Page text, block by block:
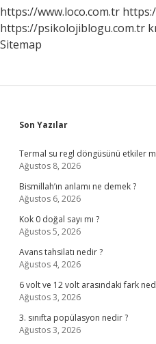
https://www.loco.com.tr
https://psikolojiblogu.com.tr
Sitemap
Sidebar
Son Yazılar
Termal su regl döngüsünü etkiler
Ağustos 8, 2026
Bismillah’ın anlamı ne demek ?
Ağustos 6, 2026
Kok 0 doğal sayı mı ?
Ağustos 5, 2026
Avans tahsilatı nedir ?
Ağustos 4, 2026
6 volt ve 12 volt arasındaki fark
Ağustos 3, 2026
3. sınıfta popülasyon nedir ?
Ağustos 3, 2026